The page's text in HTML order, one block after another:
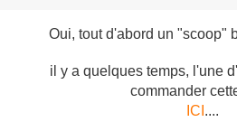
Oui, tout d'abord un "scoop"
il y a quelques temps, l'une
commander
ICI ....